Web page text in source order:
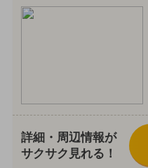
詳細・周辺情報が
サクサク見れる！